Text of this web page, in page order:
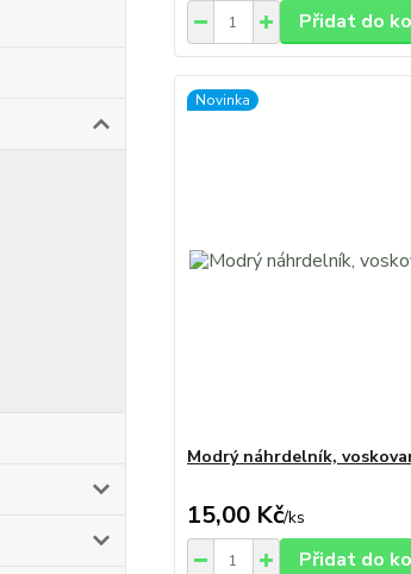
Přidat do
Novinka
Modrý náhrdelník,
15,00 Kč/ks
Přidat do